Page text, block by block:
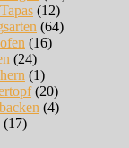
(12)
(64)
(16)
(24)
(1)
(20)
(4)
(17)